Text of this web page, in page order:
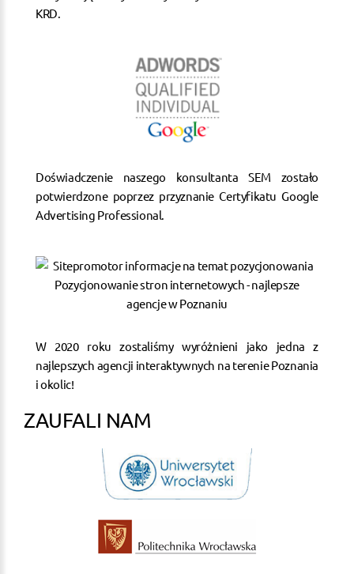
KRD.
Doświadczenie naszego konsultanta SEM zostało
potwierdzone poprzez przyznanie Certyfikatu Google
Advertising Professional.
W 2020 roku zostaliśmy wyróżnieni jako jedna z
najlepszych agencji interaktywnych na terenie Poznania
i okolic!
ZAUFALI NAM